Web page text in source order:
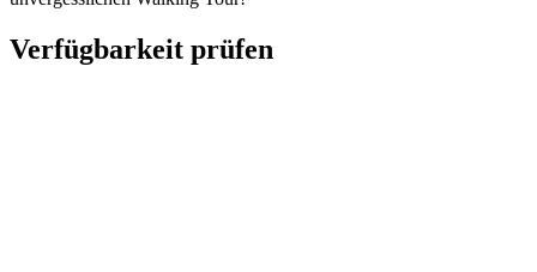
Verfügbarkeit prüfen